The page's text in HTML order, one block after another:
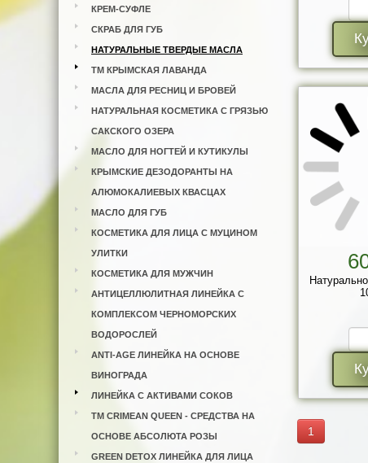
КРЕМ-СУФЛЕ
СКРАБ ДЛЯ ГУБ
НАТУРАЛЬНЫЕ ТВЕРДЫЕ МАСЛА
ТМ КРЫМСКАЯ ЛАВАНДА
МАСЛА ДЛЯ РЕСНИЦ И БРОВЕЙ
НАТУРАЛЬНАЯ КОСМЕТИКА С ГРЯЗЬЮ
САКСКОГО ОЗЕРА
МАСЛО ДЛЯ НОГТЕЙ И КУТИКУЛЫ
КРЫМСКИЕ ДЕЗОДОРАНТЫ НА
АЛЮМОКАЛИЕВЫХ КВАСЦАХ
МАСЛО ДЛЯ ГУБ
КОСМЕТИКА ДЛЯ ЛИЦА С МУЦИНОМ
УЛИТКИ
КОСМЕТИКА ДЛЯ МУЖЧИН
АНТИЦЕЛЛЮЛИТНАЯ ЛИНЕЙКА С
КОМПЛЕКСОМ ЧЕРНОМОРСКИХ
ВОДОРОСЛЕЙ
ANTI-AGE ЛИНЕЙКА НА ОСНОВЕ
ВИНОГРАДА
ЛИНЕЙКА С АКТИВАМИ СОКОВ
ТМ CRIMEAN QUEEN - СРЕДСТВА НА
ОСНОВЕ АБСОЛЮТА РОЗЫ
GREEN DETOX ЛИНЕЙКА ДЛЯ ЛИЦА
1